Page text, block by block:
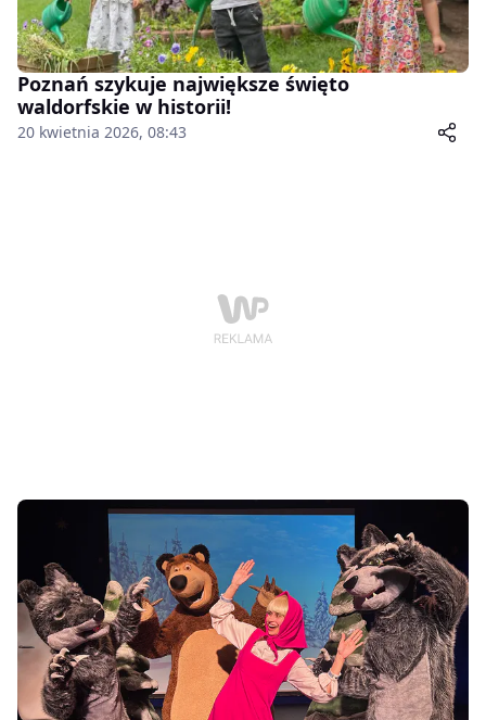
Poznań szykuje największe święto
waldorfskie w historii!
20 kwietnia 2026, 08:43